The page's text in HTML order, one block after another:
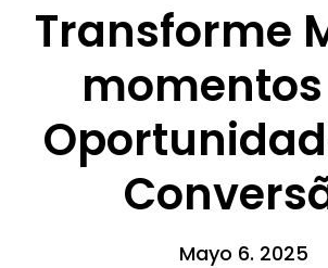
Transforme
Mayo 6. 2025